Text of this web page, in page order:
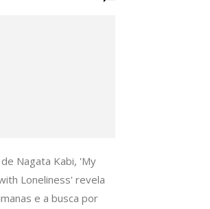
Nagata Kabi, 'My
Loneliness' revela
e a busca por